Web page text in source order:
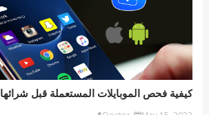
كيفية فحص الموبايلات المستعملة قبل شرائها